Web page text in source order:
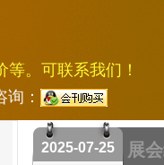
。可联系我们！
：
2025-07-25 展